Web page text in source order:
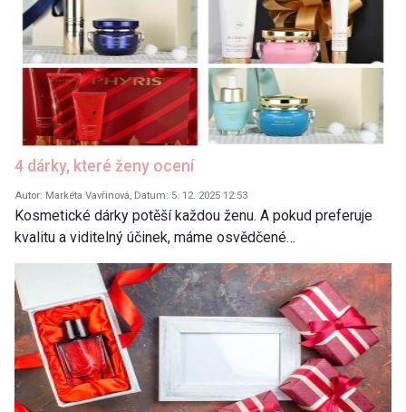
4 dárky, které ženy ocení
Autor: Markéta Vavřinová, Datum: 5. 12. 2025 12:53
Kosmetické dárky potěší každou ženu. A pokud preferuje
kvalitu a viditelný účinek, máme osvědčené…